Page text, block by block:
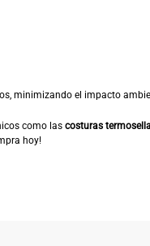
minimizando el impacto
como las costuras
hoy!